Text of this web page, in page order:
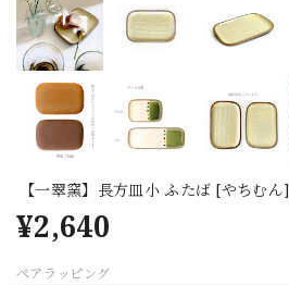
【一翠窯】長方皿小 ふたば [やちむん]
¥2,640
ペアラッピング